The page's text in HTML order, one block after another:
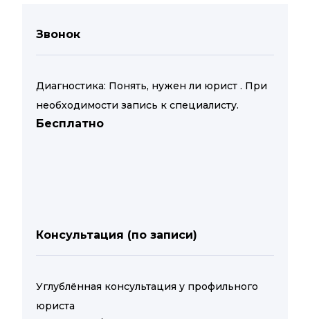
Звонок
Диагностика: Понять, нужен ли юрист . При
необходимости запись к специалисту.
Бесплатно
Консультация (по записи)
Углублённая консультация у профильного
юриста